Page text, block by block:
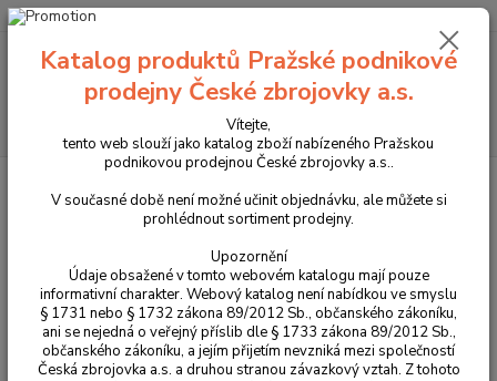
Menu
+420 225 375 800
vnější pouzdra
Vnější kydexové pouzdro OWB pro CZ 75B Omega PRAVÉ
Vnější kydexové pouzdro OWB
pro CZ 75B Omega PRAVÉ
Katalog produktů Pražské podnikové
prodejny České zbrojovky a.s.
Vítejte,
tento web slouží jako katalog zboží nabízeného Pražskou
podnikovou prodejnou České zbrojovky a.s..
V současné době není možné učinit objednávku, ale můžete si
prohlédnout sortiment prodejny.
Upozornění
Údaje obsažené v tomto webovém katalogu mají pouze
informativní charakter. Webový katalog není nabídkou ve smyslu
§ 1731 nebo § 1732 zákona 89/2012 Sb., občanského zákoníku,
ani se nejedná o veřejný příslib dle § 1733 zákona 89/2012 Sb.,
občanského zákoníku, a jejím přijetím nevzniká mezi společností
Česká zbrojovka a.s. a druhou stranou závazkový vztah. Z tohoto